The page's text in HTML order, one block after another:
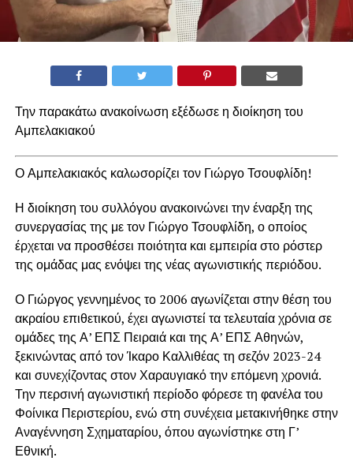
Την παρακάτω ανακοίνωση εξέδωσε η διοίκηση του
Αμπελακιακού
Ο Αμπελακιακός καλωσορίζει τον Γιώργο Τσουφλίδη!
Η διοίκηση του συλλόγου ανακοινώνει την έναρξη της
συνεργασίας της με τον Γιώργο Τσουφλίδη, ο οποίος
έρχεται να προσθέσει ποιότητα και εμπειρία στο ρόστερ
της ομάδας μας ενόψει της νέας αγωνιστικής περιόδου.
Ο Γιώργος γεννημένος το 2006 αγωνίζεται στην θέση του
ακραίου επιθετικού, έχει αγωνιστεί τα τελευταία χρόνια σε
ομάδες της Α’ ΕΠΣ Πειραιά και της Α’ ΕΠΣ Αθηνών,
ξεκινώντας από τον Ίκαρο Καλλιθέας τη σεζόν 2023-24
και συνεχίζοντας στον Χαραυγιακό την επόμενη χρονιά.
Την περσινή αγωνιστική περίοδο φόρεσε τη φανέλα του
Φοίνικα Περιστερίου, ενώ στη συνέχεια μετακινήθηκε στην
Αναγέννηση Σχηματαρίου, όπου αγωνίστηκε στη Γ’
Εθνική.